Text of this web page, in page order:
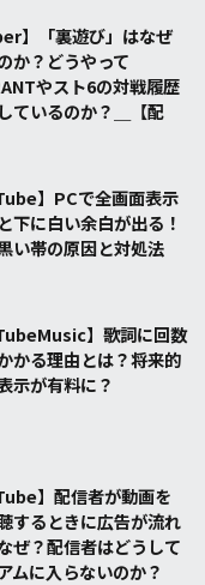
】「裏遊び」はなぜ
か？どうやって
やスト6の対戦履歴
ているのか？＿【配
】PCで全画面表示
下に白い余白が出る！
い帯の原因と対処法
】歌詞に回数
かる理由とは？将来的
示が有料に？
】配信者が動画を
するときに広告が流れ
ぜ？配信者はどうして
ムに入らないのか？